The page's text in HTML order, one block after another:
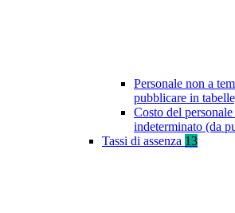
Personale non a
pubblicare in
Costo del
indeterminato (da
Tassi di assenza 13